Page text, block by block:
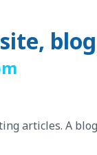
articles. A